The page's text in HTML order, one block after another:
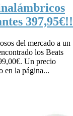
397,95€!!
del mercado a un
los Beats
Un precio
en la página...